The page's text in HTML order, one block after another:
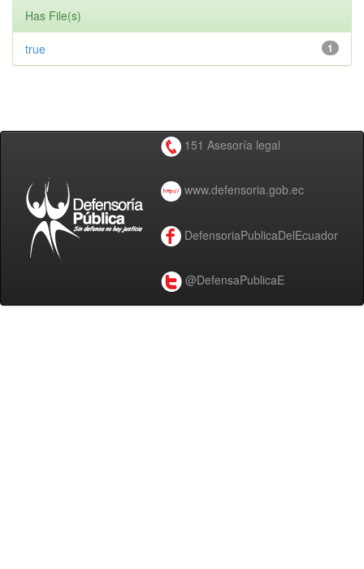
Has File(s)
1
true
151 Asesoría legal
www.defensoria.gob.ec
DefensoriaPublicaDelEcuador
@DefensaPublicaE